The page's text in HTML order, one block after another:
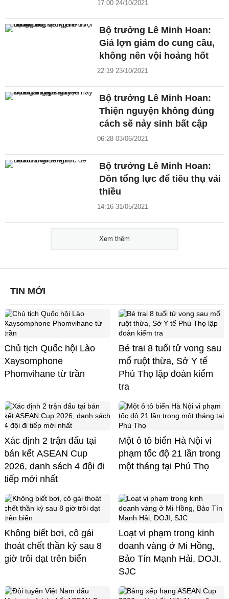
17:00 24/10/2021
Bộ trưởng Lê Minh Hoan:
Giá lợn giảm do cung cầu,
không nên vội hoảng hốt
22:19 23/10/2021
Bộ trưởng Lê Minh Hoan:
Thiện nguyện không đúng
cách sẽ nảy sinh bất cập
06:28 03/06/2021
Bộ trưởng Lê Minh Hoan:
Dồn tổng lực để tiêu thụ vải
thiều
14:16 31/05/2021
Xem thêm
TIN MỚI
Chủ tịch Quốc hội Lào
Xaysomphone
Phomvihane từ trần
Bé trai 8 tuổi tử vong sau
mổ ruột thừa, Sở Y tế
Phú Thọ lập đoàn kiểm
tra
Xác định 2 trận đấu tại
bán kết ASEAN Cup
2026, danh sách 4 đội đi
tiếp mới nhất
Một ô tô biển Hà Nội vi
phạm tốc độ 21 lần trong
một tháng tại Phú Thọ
Không biết bơi, cô gái
thoát chết thần kỳ sau 8
giờ trôi dạt trên biển
Loạt vi phạm trong kinh
doanh vàng ở Mi Hồng,
Bảo Tín Mạnh Hải, DOJI,
SJC